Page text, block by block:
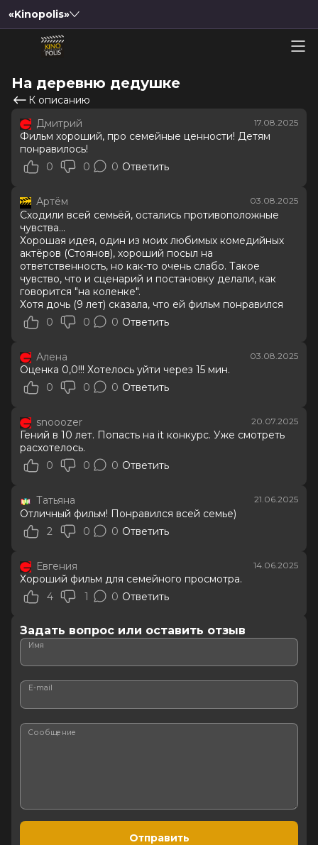
«Kinopolis»
На деревню дедушке
К описанию
Дмитрий
17.08.2025
Фильм хороший, про семейные ценности! Детям
понравилось!
0
0 0 Ответить
Артём 03.08.2025
Сходили всей семьёй, остались противоположные
чувства...
Хорошая идея, один из моих любимых комедийных
актёров (Стоянов), хороший посыл на
ответственность, но как-то очень слабо. Такое
чувство, что и сценарий и постановку делали, как
говорится "на коленке".
Хотя дочь (9 лет) сказала, что ей фильм понравился
0
0 0 Ответить
Алена 03.08.2025
Оценка 0,0!!! Хотелось уйти через 15 мин.
0
0 0 Ответить
snooozer 20.07.2025
Гений в 10 лет. Попасть на it конкурс. Уже смотреть
расхотелось.
0
0 0 Ответить
Татьяна 21.06.2025
Отличный фильм! Понравился всей семье)
2
0 0 Ответить
Евгения 14.06.2025
Хороший фильм для семейного просмотра.
4
1 0 Ответить
Задать вопрос или оставить отзыв
Имя
E-mail
Сообщение
Отправить